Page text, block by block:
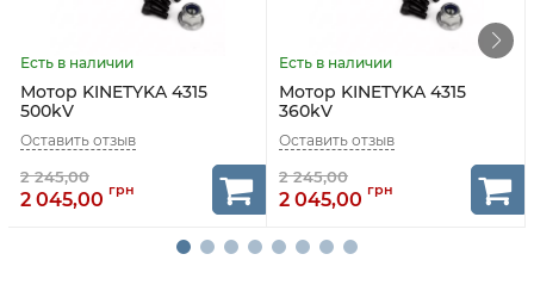
Мотор KINETYKA 4315
500kV
2 045,00
Мотор KINETYKA 4315
360kV
2 045,00